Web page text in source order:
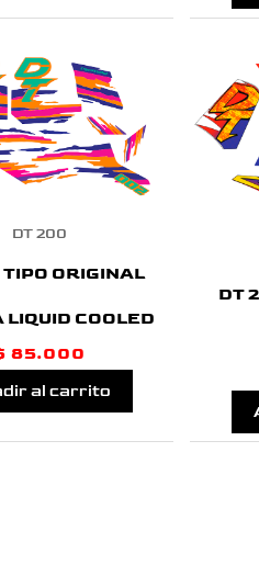
DT 200
ORIGINAL
LIQUID COOLED
85.000
al carrito
DT